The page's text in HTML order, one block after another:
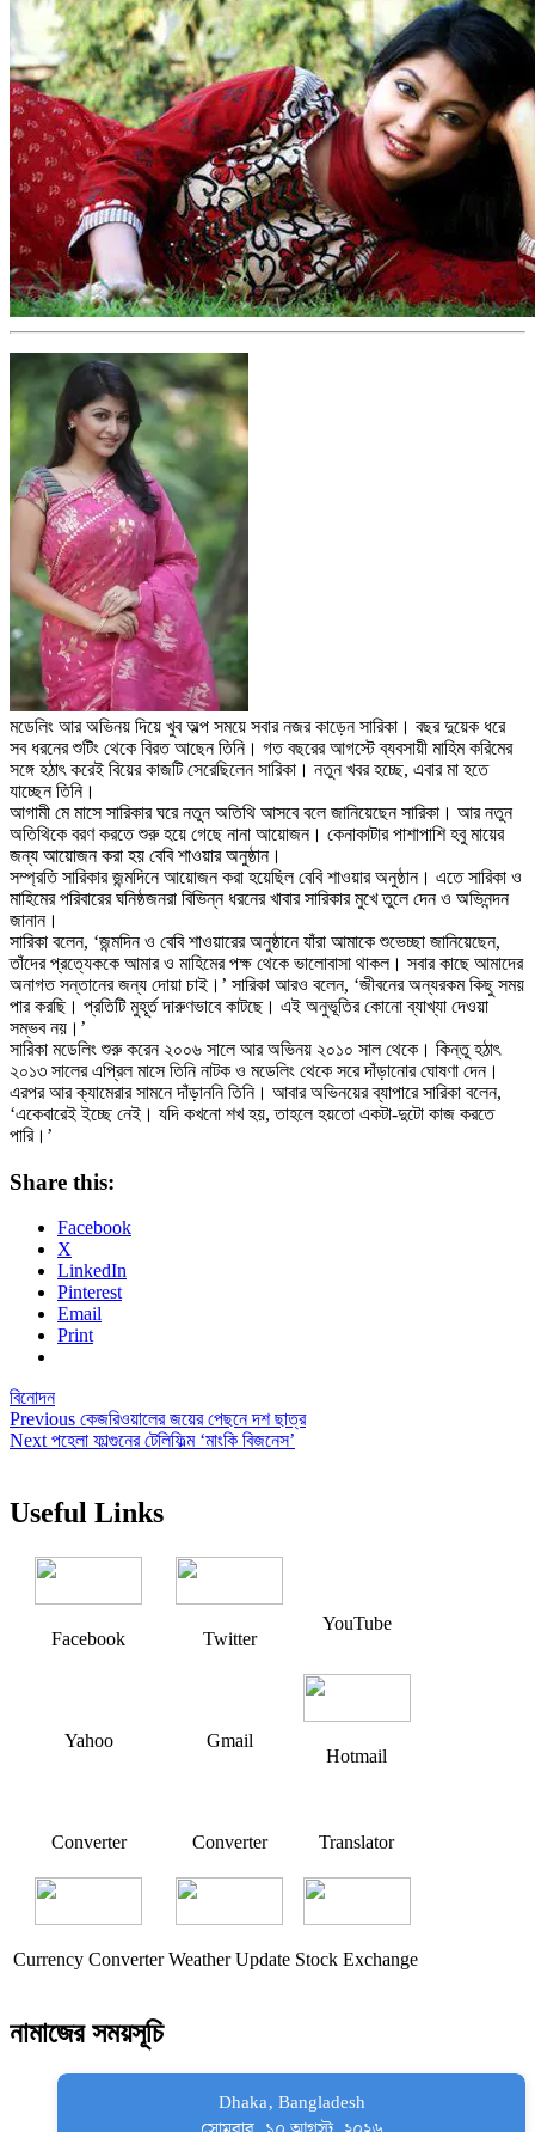
মডেলিং আর অভিনয় দিয়ে খুব অল্প সময়ে সবার নজর কাড়েন সারিকা। বছর দুয়েক ধরে
সব ধরনের শুটিং থেকে বিরত আছেন তিনি। গত বছরের আগস্টে ব্যবসায়ী মাহিম করিমের
সঙ্গে হঠাৎ করেই বিয়ের কাজটি সেরেছিলেন সারিকা। নতুন খবর হচ্ছে, এবার মা হতে
যাচ্ছেন তিনি।
আগামী মে মাসে সারিকার ঘরে নতুন অতিথি আসবে বলে জানিয়েছেন সারিকা। আর নতুন
অতিথিকে বরণ করতে শুরু হয়ে গেছে নানা আয়োজন। কেনাকাটার পাশাপাশি হবু মায়ের
জন্য আয়োজন করা হয় বেবি শাওয়ার অনুষ্ঠান।
সম্প্রতি সারিকার জন্মদিনে আয়োজন করা হয়েছিল বেবি শাওয়ার অনুষ্ঠান। এতে সারিকা ও
মাহিমের পরিবারের ঘনিষ্ঠজনরা বিভিন্ন ধরনের খাবার সারিকার মুখে তুলে দেন ও অভিনন্দন
জানান।
সারিকা বলেন, ‘জন্মদিন ও বেবি শাওয়ারের অনুষ্ঠানে যাঁরা আমাকে শুভেচ্ছা জানিয়েছেন,
তাঁদের প্রত্যেককে আমার ও মাহিমের পক্ষ থেকে ভালোবাসা থাকল। সবার কাছে আমাদের
অনাগত সন্তানের জন্য দোয়া চাই।’ সারিকা আরও বলেন, ‘জীবনের অন্যরকম কিছু সময়
পার করছি। প্রতিটি মুহূর্ত দারুণভাবে কাটছে। এই অনুভূতির কোনো ব্যাখ্যা দেওয়া
সম্ভব নয়।’
সারিকা মডেলিং শুরু করেন ২০০৬ সালে আর অভিনয় ২০১০ সাল থেকে। কিন্তু হঠাৎ
২০১৩ সালের এপ্রিল মাসে তিনি নাটক ও মডেলিং থেকে সরে দাঁড়ানোর ঘোষণা দেন।
এরপর আর ক্যামেরার সামনে দাঁড়াননি তিনি। আবার অভিনয়ের ব্যাপারে সারিকা বলেন,
‘একেবারেই ইচ্ছে নেই। যদি কখনো শখ হয়, তাহলে হয়তো একটা-দুটো কাজ করতে
পারি।’
Share this:
Facebook
X
LinkedIn
Pinterest
Email
Print
বিনোদন
Post
navigation
Previous Previous
post:
কেজরিওয়ালের জয়ের পেছনে দশ ছাত্র
Next Next
পহেলা ফাল্গুনের টেলিফিল্ম ‘মাংকি বিজনেস’
Useful Links
Facebook Twitter
YouTube
Yahoo Gmail
Hotmail
Converter Converter Translator
Currency Converter Weather Update Stock Exchange
নামাজের সময়সূচি
Dhaka, Bangladesh